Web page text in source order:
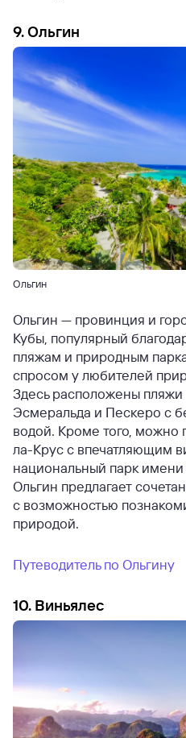
9. Ольгин
Ольгин
Ольгин — провинция и
Кубы, популярный
пляжам и природным
спросом у любителей
Здесь расположены пляжи
Эсмеральда и Пескеро с
водой. Кроме того, можно
ла-Крус с впечатляющим
национальный парк имени
Ольгин предлагает
с возможностью
природой.
Путеводитель по Ольгину
10. Виньялес